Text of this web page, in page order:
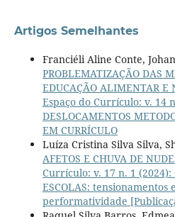
Artigos Semelhantes
Franciéli Aline Conte,
PROBLEMATIZAÇÃO DAS
EDUCAÇÃO ALIMENTAR E
Espaço do Currículo: v. 14
DESLOCAMENTOS
EM CURRÍCULO
Luíza Cristina Silva Silva,
AFETOS E CHUVA DE
Currículo: v. 17 n. 1 (2024):
ESCOLAS:
performatividade